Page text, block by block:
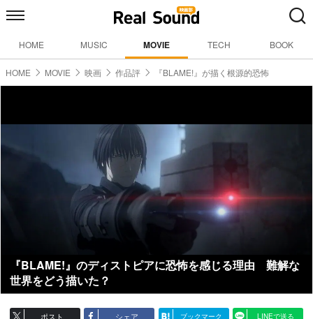
HOME MUSIC MOVIE TECH BOOK
HOME MOVIE 映画 作品評 『BLAME!』が描く根源的恐怖
『BLAME!』のディストピアに恐怖を感じる理由 難解な
世界をどう描いた？
ポスト シェア ブックマーク LINEで送る